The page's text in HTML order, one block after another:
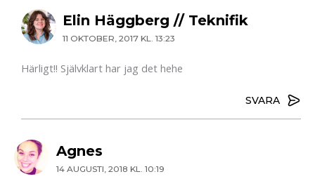
Elin Häggberg // Teknifik
11 OKTOBER, 2017 KL. 13:23
Härligt!! Självklart har jag det hehe
SVARA
Agnes
14 AUGUSTI, 2018 KL. 10:19